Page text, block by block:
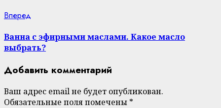
Вперед
Ванна с эфирными маслами. Какое масло
выбрать?
Добавить комментарий
Ваш адрес email не будет опубликован.
Обязательные поля помечены *